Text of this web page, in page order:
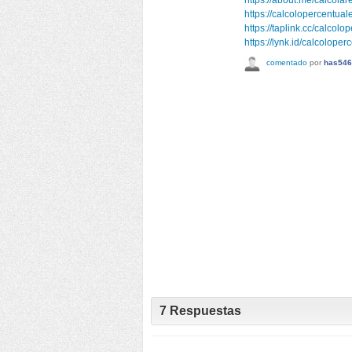
https://
https://taplink.cc/
https://lynk.id/
comentado por has546
7 Respuestas